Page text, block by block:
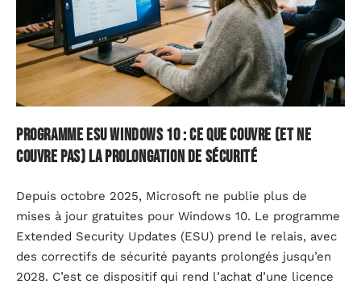
Programme ESU Windows 10 : ce que couvre (et ne
couvre pas) la prolongation de sécurité
Depuis octobre 2025, Microsoft ne publie plus de
mises à jour gratuites pour Windows 10. Le programme
Extended Security Updates (ESU) prend le relais, avec
des correctifs de sécurité payants prolongés jusqu’en
2028. C’est ce dispositif qui rend l’achat d’une licence